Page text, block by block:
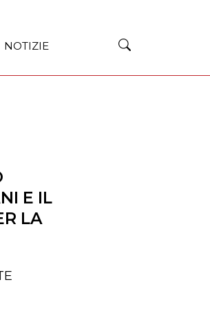
NOTIZIE
E IL
LA